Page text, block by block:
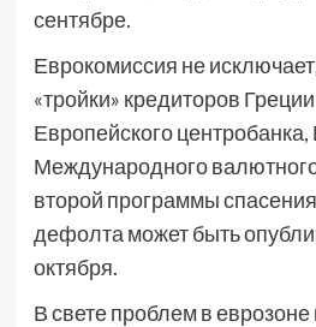
сентябре.
Еврокомиссия не
«тройки» кредиторов
Европейского
Международного
второй программы
дефолта может быть
октября.
В свете проблем в